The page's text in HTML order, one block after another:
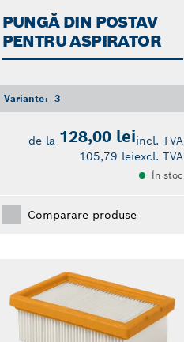
PUNGĂ DIN POSTAV
PENTRU ASPIRATOR
Variante: 3
de la 128,00 leiincl. TVA
105,79 leiexcl. TVA
În stoc
Comparare produse